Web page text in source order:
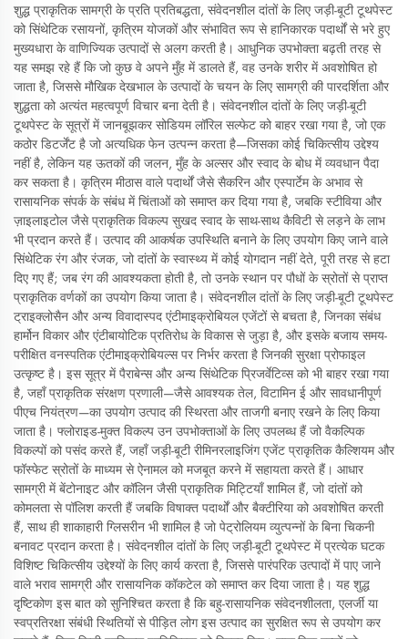
शुद्ध प्राकृतिक सामग्री के प्रति प्रतिबद्धता, संवेदनशील दांतों के लिए जड़ी-बूटी टूथपेस्ट
को सिंथेटिक रसायनों, कृत्रिम योजकों और संभावित रूप से हानिकारक पदार्थों से भरे हुए
मुख्यधारा के वाणिज्यिक उत्पादों से अलग करती है। आधुनिक उपभोक्ता बढ़ती तरह से
यह समझ रहे हैं कि जो कुछ वे अपने मुँह में डालते हैं, वह उनके शरीर में अवशोषित हो
जाता है, जिससे मौखिक देखभाल के उत्पादों के चयन के लिए सामग्री की पारदर्शिता और
शुद्धता को अत्यंत महत्वपूर्ण विचार बना देती है। संवेदनशील दांतों के लिए जड़ी-बूटी
टूथपेस्ट के सूत्रों में जानबूझकर सोडियम लॉरिल सल्फेट को बाहर रखा गया है, जो एक
कठोर डिटर्जेंट है जो अत्यधिक फेन उत्पन्न करता है—जिसका कोई चिकित्सीय उद्देश्य
नहीं है, लेकिन यह ऊतकों की जलन, मुँह के अल्सर और स्वाद के बोध में व्यवधान पैदा
कर सकता है। कृत्रिम मीठास वाले पदार्थों जैसे सैकरिन और एस्पार्टेम के अभाव से
रासायनिक संपर्क के संबंध में चिंताओं को समाप्त कर दिया गया है, जबकि स्टीविया और
ज़ाइलाइटोल जैसे प्राकृतिक विकल्प सुखद स्वाद के साथ-साथ कैविटी से लड़ने के लाभ
भी प्रदान करते हैं। उत्पाद की आकर्षक उपस्थिति बनाने के लिए उपयोग किए जाने वाले
सिंथेटिक रंग और रंजक, जो दांतों के स्वास्थ्य में कोई योगदान नहीं देते, पूरी तरह से हटा
दिए गए हैं; जब रंग की आवश्यकता होती है, तो उनके स्थान पर पौधों के स्रोतों से प्राप्त
प्राकृतिक वर्णकों का उपयोग किया जाता है। संवेदनशील दांतों के लिए जड़ी-बूटी टूथपेस्ट
ट्राइक्लोसैन और अन्य विवादास्पद एंटीमाइक्रोबियल एजेंटों से बचता है, जिनका संबंध
हार्मोन विकार और एंटीबायोटिक प्रतिरोध के विकास से जुड़ा है, और इसके बजाय समय-
परीक्षित वनस्पतिक एंटीमाइक्रोबियल्स पर निर्भर करता है जिनकी सुरक्षा प्रोफाइल
उत्कृष्ट है। इस सूत्र में पैराबेन्स और अन्य सिंथेटिक प्रिजर्वेटिव्स को भी बाहर रखा गया
है, जहाँ प्राकृतिक संरक्षण प्रणाली—जैसे आवश्यक तेल, विटामिन ई और सावधानीपूर्ण
पीएच नियंत्रण—का उपयोग उत्पाद की स्थिरता और ताजगी बनाए रखने के लिए किया
जाता है। फ्लोराइड-मुक्त विकल्प उन उपभोक्ताओं के लिए उपलब्ध हैं जो वैकल्पिक
विकल्पों को पसंद करते हैं, जहाँ जड़ी-बूटी रीमिनरलाइजिंग एजेंट प्राकृतिक कैल्शियम और
फॉस्फेट स्रोतों के माध्यम से ऐनामल को मजबूत करने में सहायता करते हैं। आधार
सामग्री में बेंटोनाइट और कॉलिन जैसी प्राकृतिक मिट्टियाँ शामिल हैं, जो दांतों को
कोमलता से पॉलिश करती हैं जबकि विषाक्त पदार्थों और बैक्टीरिया को अवशोषित करती
हैं, साथ ही शाकाहारी ग्लिसरीन भी शामिल है जो पेट्रोलियम व्युत्पन्नों के बिना चिकनी
बनावट प्रदान करता है। संवेदनशील दांतों के लिए जड़ी-बूटी टूथपेस्ट में प्रत्येक घटक
विशिष्ट चिकित्सीय उद्देश्यों के लिए कार्य करता है, जिससे पारंपरिक उत्पादों में पाए जाने
वाले भराव सामग्री और रासायनिक कॉकटेल को समाप्त कर दिया जाता है। यह शुद्ध
दृष्टिकोण इस बात को सुनिश्चित करता है कि बहु-रासायनिक संवेदनशीलता, एलर्जी या
स्वप्रतिरक्षा संबंधी स्थितियों से पीड़ित लोग इस उत्पाद का सुरक्षित रूप से उपयोग कर